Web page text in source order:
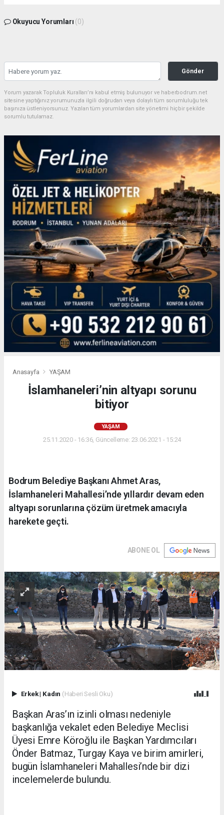
Okuyucu Yorumları (0)
Gönder
Yorum yazarak Topluluk Kuralları’nı kabul etmiş bulunuyor ve haberbodrum.net
sitesine yaptığınız yorumunuzla ilgili doğrudan veya dolaylı tüm sorumluluğu tek
başınıza üstleniyorsunuz. Yazılan tüm yorumlardan site yönetimi hiçbir şekilde
sorumlu tutulamaz.
Anasayfa YAŞAM
İslamhaneleri’nin altyapı sorunu
bitiyor
YAŞAM
25.11.2020 - 16:36, Güncelleme: 23.06.2021 - 15:24
Bodrum Belediye Başkanı Ahmet Aras,
İslamhaneleri Mahallesi’nde yıllardır devam eden
altyapı sorunlarına çözüm üretmek amacıyla
harekete geçti.
ABONE OL
Erkek| Kadın (Haberi Sesli Oku)
Başkan Aras’ın izinli olması nedeniyle
başkanlığa vekalet eden Belediye Meclisi
Üyesi Emre Köroğlu ile Başkan Yardımcıları
Önder Batmaz, Turgay Kaya ve birim amirleri,
bugün İslamhaneleri Mahallesi’nde bir dizi
incelemelerde bulundu.